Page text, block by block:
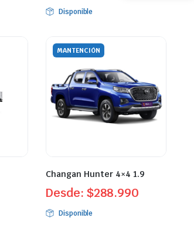
Disponible
MANTENCIÓN
Changan Hunter 4×4 1.9
Desde: $288.990
Disponible